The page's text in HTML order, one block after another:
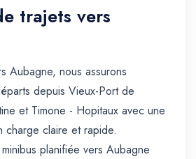
trajets vers
Aubagne, nous assurons
depuis Vieux-Port de
et Timone - Hopitaux avec une
claire et rapide.
planifiée vers Aubagne